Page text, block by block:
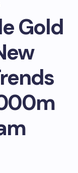
Gold